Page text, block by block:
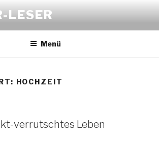
LESER
Menü
HOCHZEIT
verrutschtes Leben